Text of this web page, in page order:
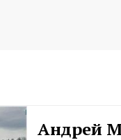
Андрей